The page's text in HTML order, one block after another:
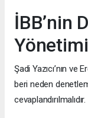
İBB’nin
Şadi Yazıcı’nın ve
beri neden
cevaplandırılmalıdır.